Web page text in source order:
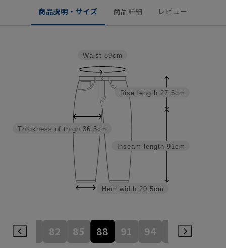
商品説明・サイズ 商品詳細 レビュー
Inseam length 91cm
Rise length 27.5cm
Hem width 20.5cm
Thickness of thigh 36.5cm
Waist 89cm
79 82 85 88 91 94 97